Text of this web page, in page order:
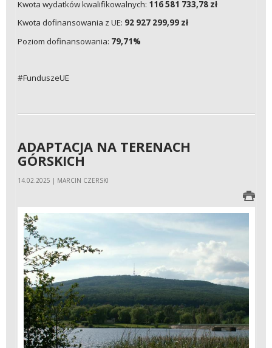
Kwota wydatków kwalifikowalnych: 116 581 733,78 zł
Kwota dofinansowania z UE: 92 927 299,99 zł
Poziom dofinansowania: 79,71%
#FunduszeUE
ADAPTACJA NA TERENACH
GÓRSKICH
14.02.2025 | MARCIN CZERSKI